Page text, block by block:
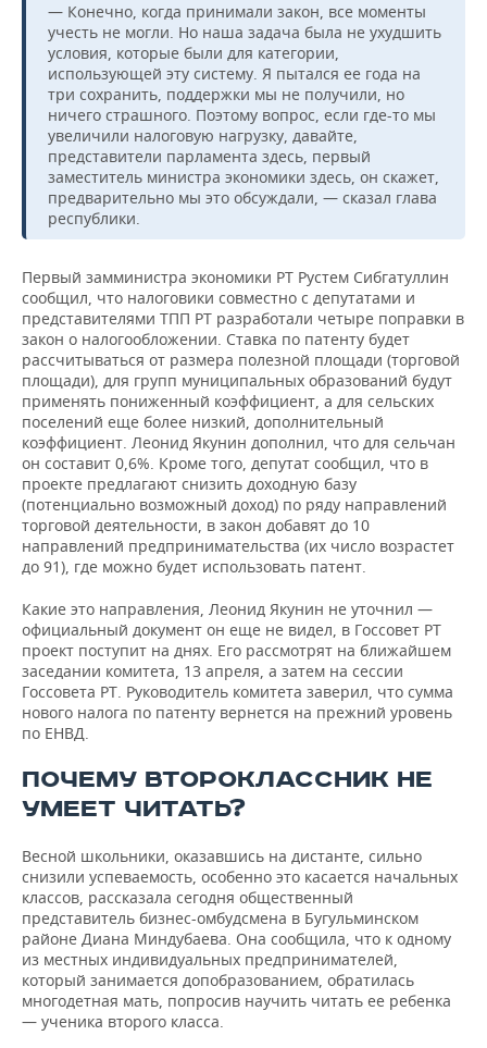
— Конечно, когда принимали закон, все моменты
учесть не могли. Но наша задача была не ухудшить
условия, которые были для категории,
использующей эту систему. Я пытался ее года на
три сохранить, поддержки мы не получили, но
ничего страшного. Поэтому вопрос, если где-то мы
увеличили налоговую нагрузку, давайте,
представители парламента здесь, первый
заместитель министра экономики здесь, он скажет,
предварительно мы это обсуждали, — сказал глава
республики.
Первый замминистра экономики РТ Рустем Сибгатуллин
сообщил, что налоговики совместно с депутатами и
представителями ТПП РТ разработали четыре поправки в
закон о налогообложении. Ставка по патенту будет
рассчитываться от размера полезной площади (торговой
площади), для групп муниципальных образований будут
применять пониженный коэффициент, а для сельских
поселений еще более низкий, дополнительный
коэффициент. Леонид Якунин дополнил, что для сельчан
он составит 0,6%. Кроме того, депутат сообщил, что в
проекте предлагают снизить доходную базу
(потенциально возможный доход) по ряду направлений
торговой деятельности, в закон добавят до 10
направлений предпринимательства (их число возрастет
до 91), где можно будет использовать патент.
Какие это направления, Леонид Якунин не уточнил —
официальный документ он еще не видел, в Госсовет РТ
проект поступит на днях. Его рассмотрят на ближайшем
заседании комитета, 13 апреля, а затем на сессии
Госсовета РТ. Руководитель комитета заверил, что сумма
нового налога по патенту вернется на прежний уровень
по ЕНВД.
ПОЧЕМУ ВТОРОКЛАССНИК НЕ
УМЕЕТ ЧИТАТЬ?
Весной школьники, оказавшись на дистанте, сильно
снизили успеваемость, особенно это касается начальных
классов, рассказала сегодня общественный
представитель бизнес-омбудсмена в Бугульминском
районе Диана Миндубаева. Она сообщила, что к одному
из местных индивидуальных предпринимателей,
который занимается допобразованием, обратилась
многодетная мать, попросив научить читать ее ребенка
— ученика второго класса.